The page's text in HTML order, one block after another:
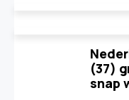
(37)
snap